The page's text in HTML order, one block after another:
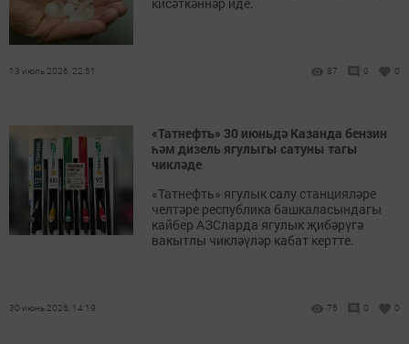
13 июль 2026, 22:51 87 0 0
«Татнефть» 30 июньдә Казанда бензин
һәм дизель ягулыгы сатуны тагы
чикләде
«Татнефть» ягулык салу станцияләре
челтәре республика башкаласындагы
кайбер АЗСларда ягулык җибәрүгә
вакытлы чикләүләр кабат кертте.
30 июнь 2026, 14:19 75 0 0